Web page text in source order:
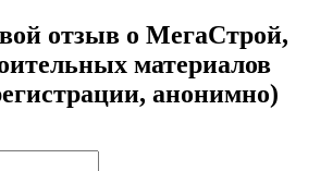
отзыв о МегаСтрой,
материалов
анонимно)